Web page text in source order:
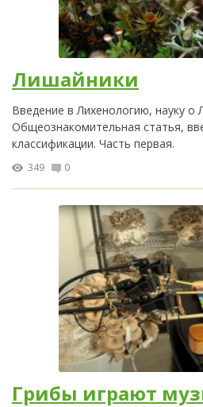
Лишайники
Введение в Лихенологию, науку о
Общеознакомительная статья,
классификации. Часть первая.
349 0
Грибы играют